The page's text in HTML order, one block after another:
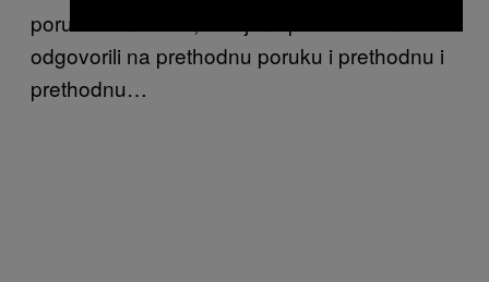
poruka u inboksu, u kojima pita zašto niste
odgovorili na prethodnu poruku i prethodnu i
prethodnu…